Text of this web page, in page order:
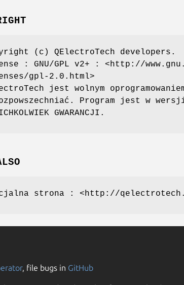
(c) QElectroTech developers.
: GNU/GPL v2+ : <http://
gpl-2.0.html>
jest wolnym
Program jest w
GWARANCJI.
strona : <http://
, file bugs in GitHub